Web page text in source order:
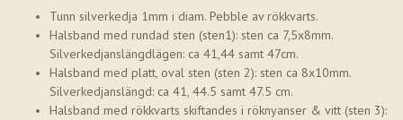
Tunn silverkedja 1mm i diam. Pebble av rökkvarts.
Halsband med rundad sten (sten1): sten ca 7,5x8mm.
Silverkedjanslängdlägen: ca 41,44 samt 47cm.
Halsband med platt, oval sten (sten 2): sten ca 8x10mm.
Silverkedjanslängd: ca 41, 44.5 samt 47.5 cm.
Halsband med rökkvarts skiftandes i röknyanser & vitt (sten 3):